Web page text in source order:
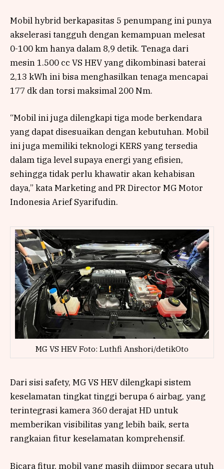
Mobil hybrid berkapasitas 5 penumpang ini punya
akselerasi tangguh dengan kemampuan melesat
0-100 km hanya dalam 8,9 detik. Tenaga dari
mesin 1.500 cc VS HEV yang dikombinasi baterai
2,13 kWh ini bisa menghasilkan tenaga mencapai
177 dk dan torsi maksimal 200 Nm.
“Mobil ini juga dilengkapi tiga mode berkendara
yang dapat disesuaikan dengan kebutuhan. Mobil
ini juga memiliki teknologi KERS yang tersedia
dalam tiga level supaya energi yang efisien,
sehingga tidak perlu khawatir akan kehabisan
daya,” kata Marketing and PR Director MG Motor
Indonesia Arief Syarifudin.
MG VS HEV Foto: Luthfi Anshori/detikOto
Dari sisi safety, MG VS HEV dilengkapi sistem
keselamatan tingkat tinggi berupa 6 airbag, yang
terintegrasi kamera 360 derajat HD untuk
memberikan visibilitas yang lebih baik, serta
rangkaian fitur keselamatan komprehensif.
Bicara fitur, mobil yang masih diimpor secara utuh